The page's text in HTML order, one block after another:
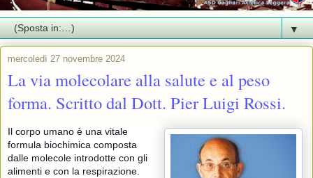
▼
mercoledì 27 novembre 2024
La via molecolare alla salute e al peso
forma. Scritto dal Dott. Pier Luigi Rossi.
Il corpo umano è una vitale
formula biochimica composta
dalle molecole introdotte con gli
alimenti e con la respirazione.